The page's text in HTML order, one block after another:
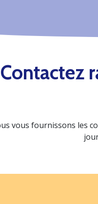
Contactez
vous fournissons les